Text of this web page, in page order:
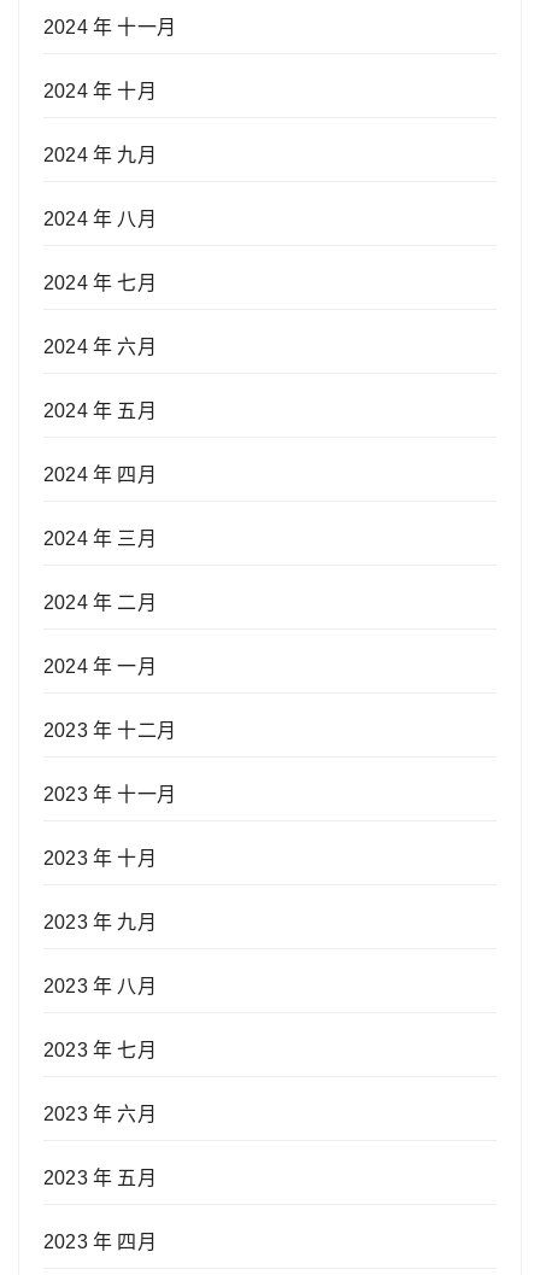
2024 年 十一月
2024 年 十月
2024 年 九月
2024 年 八月
2024 年 七月
2024 年 六月
2024 年 五月
2024 年 四月
2024 年 三月
2024 年 二月
2024 年 一月
2023 年 十二月
2023 年 十一月
2023 年 十月
2023 年 九月
2023 年 八月
2023 年 七月
2023 年 六月
2023 年 五月
2023 年 四月